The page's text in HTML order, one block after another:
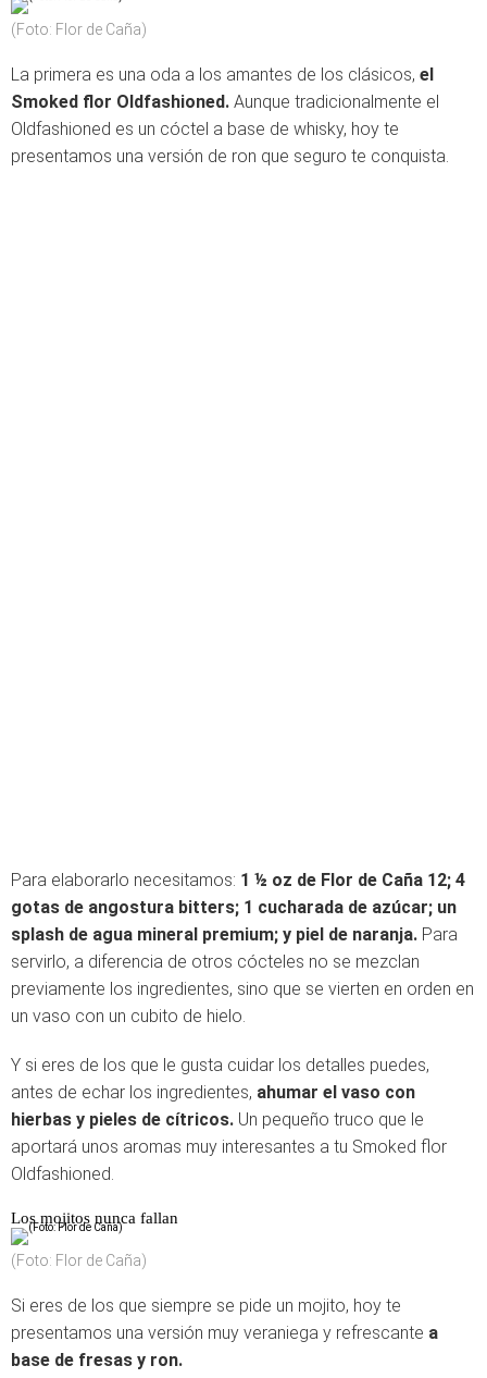
(Foto: Flor de Caña)
La primera es una oda a los amantes de los clásicos, el
Smoked flor Oldfashioned. Aunque tradicionalmente el
Oldfashioned es un cóctel a base de whisky, hoy te
presentamos una versión de ron que seguro te conquista.
Para elaborarlo necesitamos: 1 ½ oz de Flor de Caña 12; 4
gotas de angostura bitters; 1 cucharada de azúcar; un
splash de agua mineral premium; y piel de naranja. Para
servirlo, a diferencia de otros cócteles no se mezclan
previamente los ingredientes, sino que se vierten en orden en
un vaso con un cubito de hielo.
Y si eres de los que le gusta cuidar los detalles puedes,
antes de echar los ingredientes, ahumar el vaso con
hierbas y pieles de cítricos. Un pequeño truco que le
aportará unos aromas muy interesantes a tu Smoked flor
Oldfashioned.
Los mojitos nunca fallan
(Foto: Flor de Caña)
Si eres de los que siempre se pide un mojito, hoy te
presentamos una versión muy veraniega y refrescante a
base de fresas y ron.